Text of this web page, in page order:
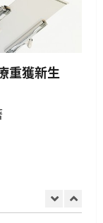
重獲新生
0
生物學
子冷漠的真